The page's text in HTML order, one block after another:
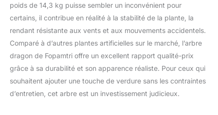
poids de 14,3 kg puisse sembler un inconvénient pour
certains, il contribue en réalité à la stabilité de la plante, la
rendant résistante aux vents et aux mouvements accidentels.
Comparé à d’autres plantes artificielles sur le marché, l’arbre
dragon de Fopamtri offre un excellent rapport qualité-prix
grâce à sa durabilité et son apparence réaliste. Pour ceux qui
souhaitent ajouter une touche de verdure sans les contraintes
d’entretien, cet arbre est un investissement judicieux.